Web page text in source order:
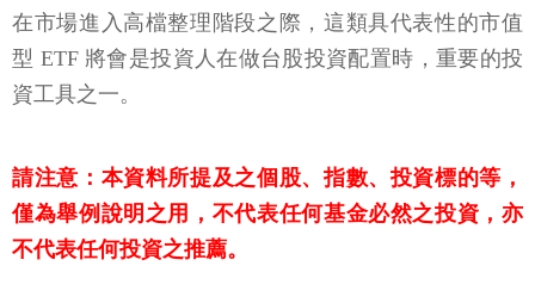
在市場進入高檔整理階段之際，這類具代表性的市值
型 ETF 將會是投資人在做台股投資配置時，重要的投
資工具之一。
請注意：本資料所提及之個股、指數、投資標的等，
僅為舉例說明之用，不代表任何基金必然之投資，亦
不代表任何投資之推薦。